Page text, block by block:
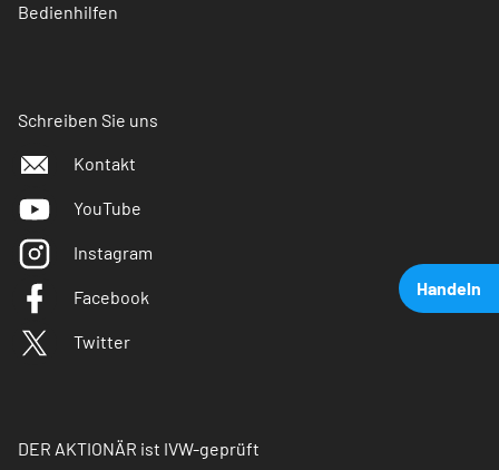
Handeln
Bedienhilfen
Schreiben Sie uns
Kontakt
YouTube
Instagram
Facebook
Twitter
DER AKTIONÄR ist IVW-geprüft